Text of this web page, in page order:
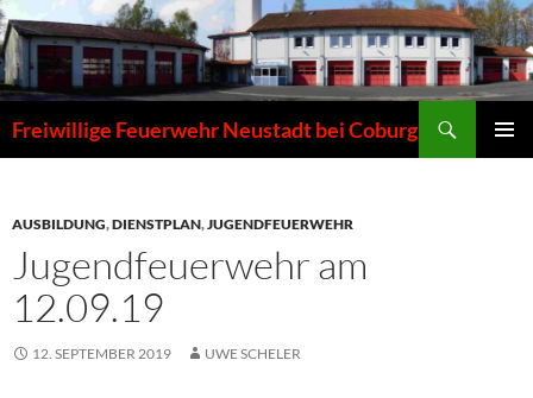
Zum
Inhalt
springen
Freiwillige Feuerwehr Neustadt bei Coburg
AUSBILDUNG,DIENSTPLAN,JUGENDFEUERWEHR
Jugendfeuerwehr am
12.09.19
12. SEPTEMBER 2019 UWE SCHELER